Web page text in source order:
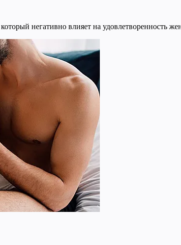
негативно влияет на удовлетворенность